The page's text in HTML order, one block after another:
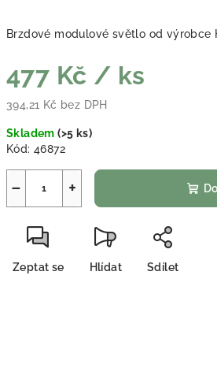
Brzdové modulové světlo od výrobce
477 Kč / ks
394,21 Kč bez DPH
Skladem(>5 ks)
Kód: 46872
+
−
Zeptat se Hlídat Sdílet